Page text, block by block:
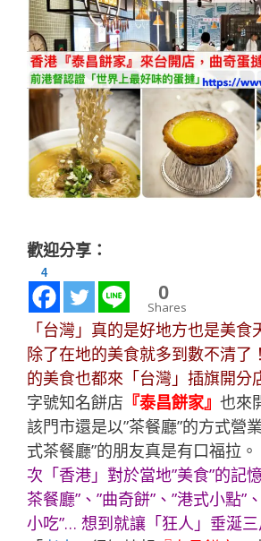
歡迎分享：
4
0
Shares
「台灣」真的是好地方也是美食
除了在地的美食就多到數不清了
的美食也都來「台灣」插旗開分
字號知名餅店 『泰昌餅家』 也來
該門市還是以”茶餐廳”的方式營
式茶餐廳”的朋友真是有口福拉。
次「香港」對於當地”美食”的記
茶餐廳”、”曲奇餅”、”港式小點”
小吃”… 想到就讓「狂人 」垂涎三